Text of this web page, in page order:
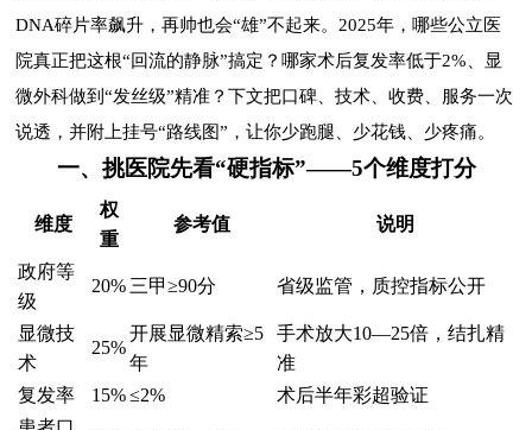
DNA碎片率飙升，再帅也会“雄”不起来。2025年，哪些公立医
院真正把这根“回流的静脉”搞定？哪家术后复发率低于2%、显
微外科做到“发丝级”精准？下文把口碑、技术、收费、服务一次
说透，并附上挂号“路线图”，让你少跑腿、少花钱、少疼痛。
一、挑医院先看“硬指标”——5个维度打分
维度
权
重
参考值 说明
政府等
级
20% 三甲≥90分 省级监管，质控指标公开
显微技
术
25%
开展显微精索≥5
年
手术放大10—25倍，结扎精
准
复发率
15% ≤2%
术后半年彩超验证